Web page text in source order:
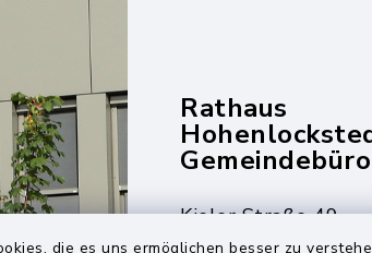
die es uns ermöglichen besser zu
Rathaus
Gemeindebüro
Kieler Straße 49